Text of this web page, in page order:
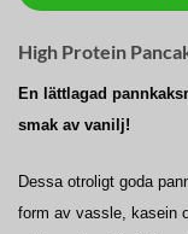
High Protein
En lättlagad
smak av vanilj!
Dessa otroligt goda
form av vassle, kasein